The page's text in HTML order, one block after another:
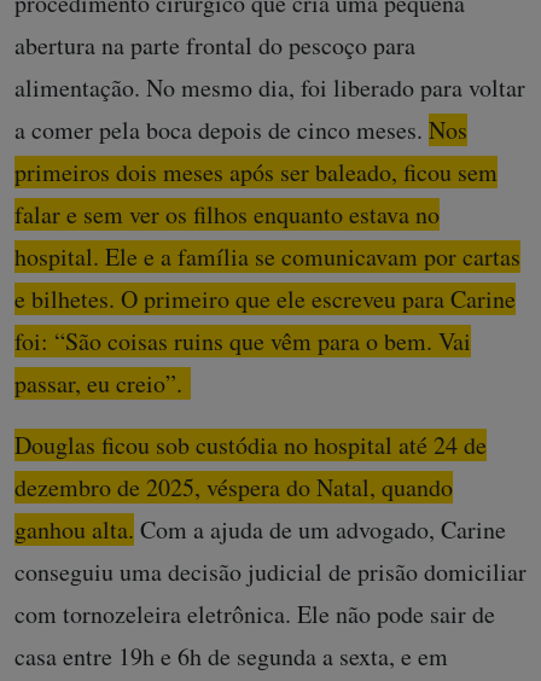
abertura na parte frontal do pescoço para
alimentação. No mesmo dia, foi liberado para voltar
a comer pela boca depois de cinco meses. Nos
primeiros dois meses após ser baleado, ficou sem
falar e sem ver os filhos enquanto estava no
hospital. Ele e a família se comunicavam por cartas
e bilhetes. O primeiro que ele escreveu para Carine
foi: “São coisas ruins que vêm para o bem. Vai
passar, eu creio”.
Douglas ficou sob custódia no hospital até 24 de
dezembro de 2025, véspera do Natal, quando
ganhou alta. Com a ajuda de um advogado, Carine
conseguiu uma decisão judicial de prisão domiciliar
com tornozeleira eletrônica. Ele não pode sair de
casa entre 19h e 6h de segunda a sexta, e em